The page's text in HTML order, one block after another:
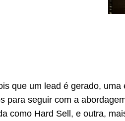
que um lead é gerado,
para seguir com a
como Hard Sell, e outra,